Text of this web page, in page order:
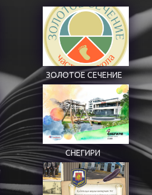
СНЕГИРИ
ЗОЛОТОЕ СЕЧЕНИЕ